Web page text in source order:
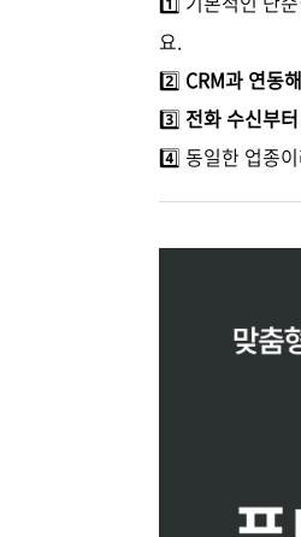
요.
2️⃣ CRM과 연동
3️⃣ 전화 수신부
4️⃣ 동일한 업종